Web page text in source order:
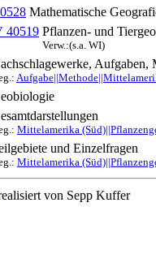
Mathematische
40519 Pflanzen- und
Verw.:(s.a. WI)
Aufgaben,
Mittelamerika
und Einzelfragen
Mittelamerika
von Sepp Kuffer